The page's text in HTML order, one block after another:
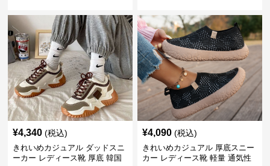
アルシューズ
ラシカル フラットパンプス
¥4,340 (税込)
きれいめカジュアル ダッドスニ
ーカー レディース靴 厚底 韓国
¥4,090 (税込)
きれいめカジュアル 厚底スニー
カー レディース靴 軽量 通気性